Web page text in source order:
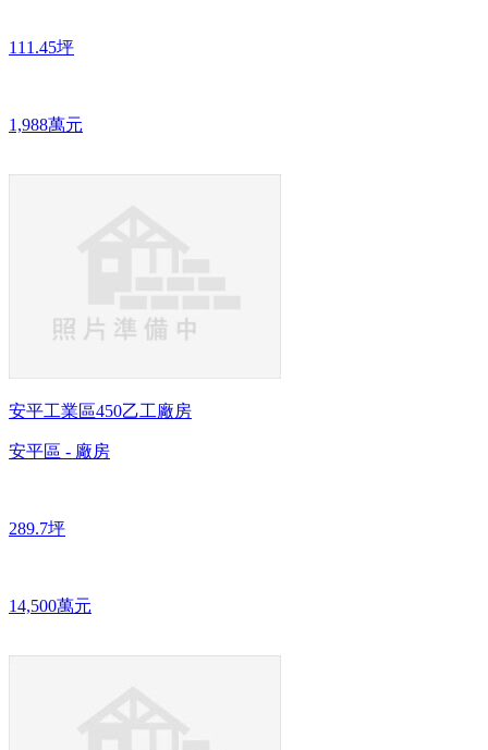
111.45坪
1,988萬元
安平工業區450乙工廠房
安平區 - 廠房
289.7坪
14,500萬元